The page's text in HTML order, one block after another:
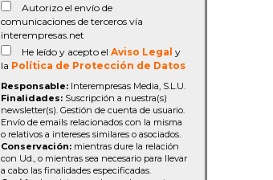
Autorizo el envío de
comunicaciones de terceros vía
interempresas.net
He leído y acepto el Aviso Legal y
la Política de Protección de Datos
Responsable: Interempresas Media, S.L.U.
Finalidades: Suscripción a nuestra(s)
newsletter(s). Gestión de cuenta de usuario.
Envío de emails relacionados con la misma
o relativos a intereses similares o asociados.
Conservación: mientras dure la relación
con Ud., o mientras sea necesario para llevar
a cabo las finalidades especificadas.